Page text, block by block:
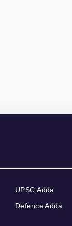
UPSC Adda
Defence Adda